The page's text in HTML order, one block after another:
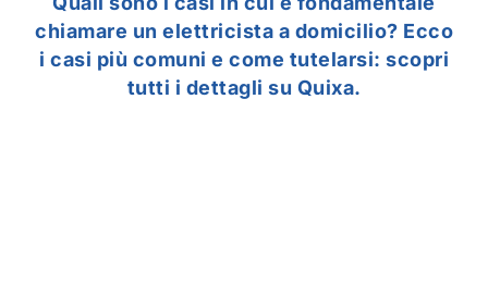
chiamare un elettricista a domicilio? Ecco
i casi più comuni e come tutelarsi: scopri
tutti i dettagli su Quixa.